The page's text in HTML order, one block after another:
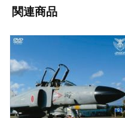
関連商品